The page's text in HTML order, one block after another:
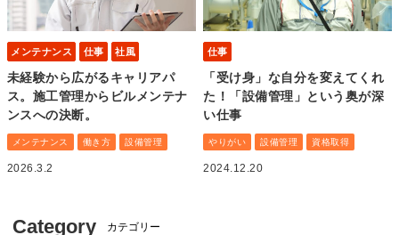
メンテナンス 仕事 社風
未経験から広がるキャリアパ
ス。施工管理からビルメンテナ
ンスへの決断。
メンテナンス 働き方 設備管理
2026.3.2
仕事
「受け身」な自分を変えてくれ
た！「設備管理」という奥が深
い仕事
やりがい 設備管理 資格取得
2024.12.20
Category カテゴリー